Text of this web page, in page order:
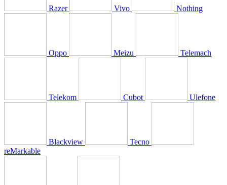
Razer Vivo Nothing
Oppo Meizu Telemach
Telekom Cubot Ulefone
Blackview
Tecno
reMarkable